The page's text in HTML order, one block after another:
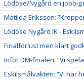
Lödöse/Nygård en
Matilda Eriksson:
Lödöse Nygård IK -
Finalförlust men klart
Inför DM-finalen: ”Vi
Eskilsmålvakten: ”Vi har